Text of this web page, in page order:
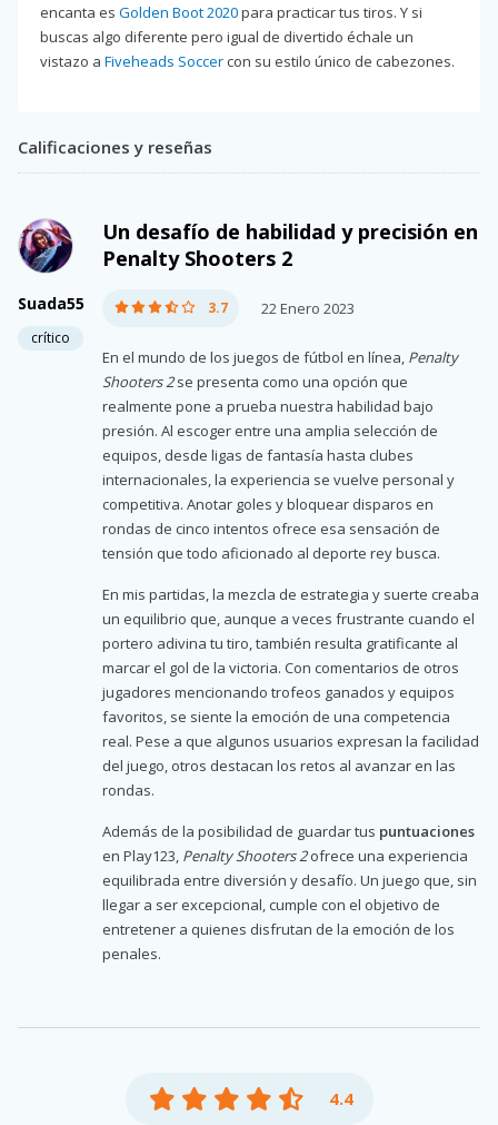
encanta es Golden Boot 2020para practicar tus tiros. Y si
buscas algo diferente pero igual de divertido échale un
vistazo a Fiveheads Soccer con su estilo único de cabezones.
Calificaciones y reseñas
Suada55
crítico
Un desafío de habilidad y precisión en
Penalty Shooters 2
3.7 22 Enero 2023
En el mundo de los juegos de fútbol en línea, Penalty
Shooters 2se presenta como una opción que
realmente pone a prueba nuestra habilidad bajo
presión. Al escoger entre una amplia selección de
equipos, desde ligas de fantasía hasta clubes
internacionales, la experiencia se vuelve personal y
competitiva. Anotar goles y bloquear disparos en
rondas de cinco intentos ofrece esa sensación de
tensión que todo aficionado al deporte rey busca.
En mis partidas, la mezcla de estrategia y suerte creaba
un equilibrio que, aunque a veces frustrante cuando el
portero adivina tu tiro, también resulta gratificante al
marcar el gol de la victoria. Con comentarios de otros
jugadores mencionando trofeos ganados y equipos
favoritos, se siente la emoción de una competencia
real. Pese a que algunos usuarios expresan la facilidad
del juego, otros destacan los retos al avanzar en las
rondas.
Además de la posibilidad de guardar tus puntuaciones
en Play123, Penalty Shooters 2ofrece una experiencia
equilibrada entre diversión y desafío. Un juego que, sin
llegar a ser excepcional, cumple con el objetivo de
entretener a quienes disfrutan de la emoción de los
penales.
4.4